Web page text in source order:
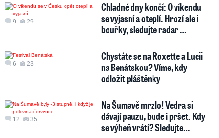
9 29
Chladné dny končí: O víkendu
se vyjasní a oteplí. Hrozí ale i
bouřky, sledujte radar …
6 23
Chystáte se na Roxette a Lucii
na Benátskou? Víme, kdy
odložit pláštěnky
12 35
Na Šumavě mrzlo! Vedra si
dávají pauzu, bude i pršet. Kdy
se výheň vrátí? Sledujte…